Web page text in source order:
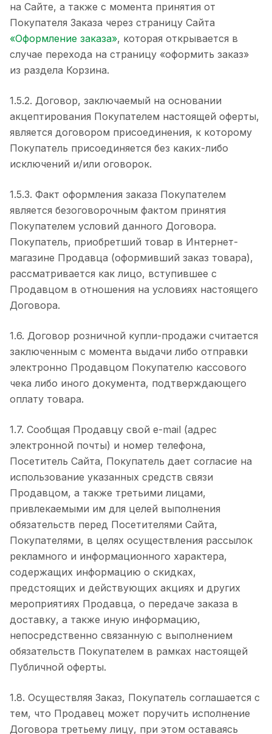
на Сайте, а также с момента принятия от
Покупателя Заказа через страницу Сайта
«Оформление заказа», которая открывается в
случае перехода на страницу «оформить заказ»
из раздела Корзина.
1.5.2. Договор, заключаемый на основании
акцептирования Покупателем настоящей оферты,
является договором присоединения, к которому
Покупатель присоединяется без каких-либо
исключений и/или оговорок.
1.5.3. Факт оформления заказа Покупателем
является безоговорочным фактом принятия
Покупателем условий данного Договора.
Покупатель, приобретший товар в Интернет-
магазине Продавца (оформивший заказ товара),
рассматривается как лицо, вступившее с
Продавцом в отношения на условиях настоящего
Договора.
1.6. Договор розничной купли-продажи считается
заключенным с момента выдачи либо отправки
электронно Продавцом Покупателю кассового
чека либо иного документа, подтверждающего
оплату товара.
1.7. Сообщая Продавцу свой e-mail (адрес
электронной почты) и номер телефона,
Посетитель Сайта, Покупатель дает согласие на
использование указанных средств связи
Продавцом, а также третьими лицами,
привлекаемыми им для целей выполнения
обязательств перед Посетителями Сайта,
Покупателями, в целях осуществления рассылок
рекламного и информационного характера,
содержащих информацию о скидках,
предстоящих и действующих акциях и других
мероприятиях Продавца, о передаче заказа в
доставку, а также иную информацию,
непосредственно связанную с выполнением
обязательств Покупателем в рамках настоящей
Публичной оферты.
1.8. Осуществляя Заказ, Покупатель соглашается с
тем, что Продавец может поручить исполнение
Договора третьему лицу, при этом оставаясь